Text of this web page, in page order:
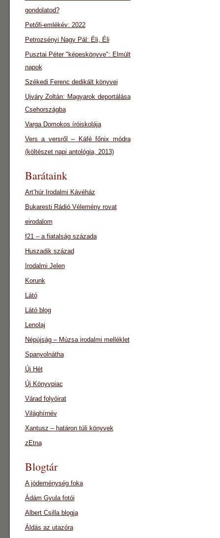
gondolatod?
Petőfi-emlékév: 2022
Petrozsényi Nagy Pál: Éli, Éli
Pusztai Péter "képeskönyve": Elmúlt
napok
Székedi Ferenc dedikált könyvei
Ujváry Zoltán: Magyarok deportálása
Csehországba
Varga Domokos íróiskolája
Vers a versről – Káfé főnix módra
(költészet napi antológia, 2013)
Barátaink
Art’húr Irodalmi Kávéház
Bukaresti Rádió Vélemény rovat
eirodalom
f21 – a fiatalság százada
Huszadik század
Irodalmi Jelen
Korunk
Látó
Látó blog
Lenolaj
Népújság – Múzsa irodalmi melléklet
Spanyolnátha
Új Hét
Új Könyvpiac
Várad folyóirat
Világhírnév
Xantusz – határon túli könyvek
zEtna
Blogtár
A jódeménység foka
Ádám Gyula fotói
Albert Csilla blogja
Áldás az utazóra